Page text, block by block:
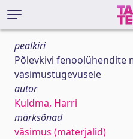
pealkiri
Põlevkivi fenoolühendite
väsimustugevusele
autor
Kuldma, Harri
märksõnad
väsimus (materjalid)